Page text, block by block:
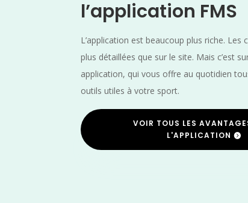
l’application FMS
L’application est beaucoup plus riche. Les
plus détaillées que sur le site. Mais c’est
application, qui vous offre au quotidien
outils utiles à votre sport.
VOIR TOUS LES
L'APPLICATION